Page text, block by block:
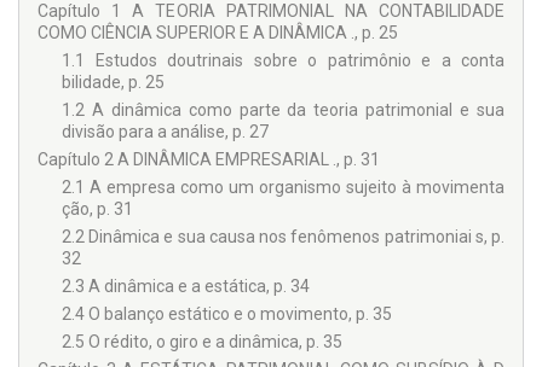
Capítulo 1 A TEORIA PATRIMONIAL NA CONTABILIDADE
COMO CIÊNCIA SUPERIOR E A DINÂMICA ., p. 25
1.1 Estudos doutrinais sobre o patrimônio e a conta
bilidade, p. 25
1.2 A dinâmica como parte da teoria patrimonial e sua
divisão para a análise, p. 27
Capítulo 2 A DINÂMICA EMPRESARIAL ., p. 31
2.1 A empresa como um organismo sujeito à movimenta
ção, p. 31
2.2 Dinâmica e sua causa nos fenômenos patrimoniai s, p.
32
2.3 A dinâmica e a estática, p. 34
2.4 O balanço estático e o movimento, p. 35
2.5 O rédito, o giro e a dinâmica, p. 35